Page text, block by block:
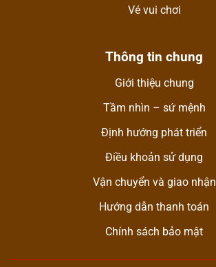
Vé vui chơi
Thông tin chung
Giới thiệu chung
Tầm nhìn – sứ mệnh
Định hướng phát triển
Điều khoản sử dụng
Vận chuyển và giao nhận
Hướng dẫn thanh toán
Chính sách bảo mật